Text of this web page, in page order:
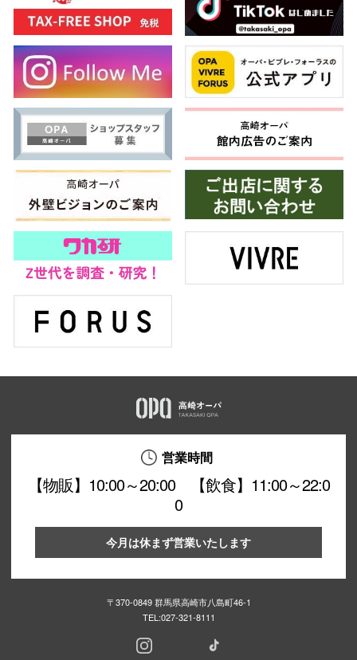
営業時間
【物販】10:00～20:00 【飲食】11:00～22:0
0
今月は休まず営業いたします
〒370-0849 群馬県高崎市八島町46-1
TEL:027-321-8111